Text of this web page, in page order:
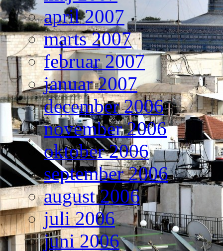
april 2007
marts 2007
februar 2007
januar 2007
december 2006
november 2006
oktober 2006
september 2006
august 2006
juli 2006
juni 2006